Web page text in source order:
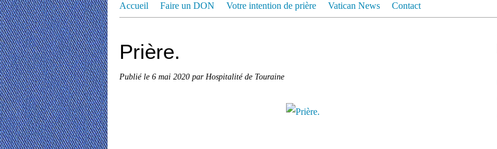
Accueil Faire un DON Votre intention de prière Vatican News Contact
Prière.
Publié le 6 mai 2020 par Hospitalité de Touraine